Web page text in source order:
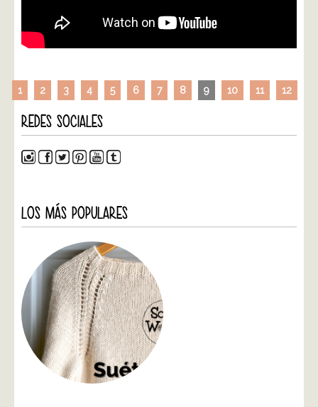
1 2 3 4 5 6 7 8 9 10 11 12
REDES SOCIALES
LOS MÁS POPULARES